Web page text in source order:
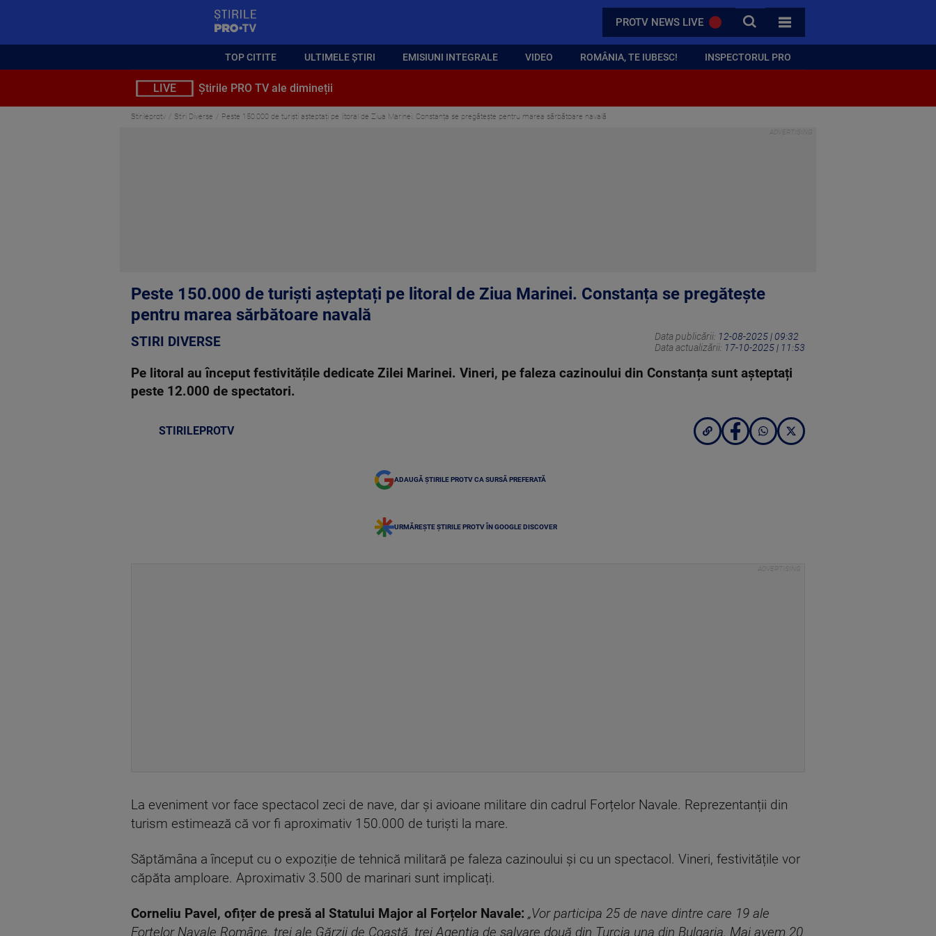
PROTV NEWS LIVE CAUTA
TOATE CATEGORIILE
TOP CITITE ULTIMELE ȘTIRI EMISIUNI INTEGRALE VIDEO ROMÂNIA, TE IUBESC! INSPECTORUL PRO
LIVE Știrile PRO TV ale dimineții
Stirileprotv Stiri Diverse Peste 150.000 de turiști așteptați pe litoral de Ziua Marinei. Constanța se pregătește pentru marea sărbătoare navală
Peste 150.000 de turiști așteptați pe litoral de Ziua Marinei. Constanța se pregătește
pentru marea sărbătoare navală
STIRI DIVERSE Data publicării: 12-08-2025 | 09:32
Data actualizării: 17-10-2025 | 11:53
Pe litoral au început festivitățile dedicate Zilei Marinei. Vineri, pe faleza cazinoului din Constanța sunt așteptați
peste 12.000 de spectatori.
STIRILEPROTV
ADAUGĂ ȘTIRILE PROTV CA SURSĂ PREFERATĂ
URMĂREȘTE ȘTIRILE PROTV ÎN GOOGLE DISCOVER
La eveniment vor face spectacol zeci de nave, dar și avioane militare din cadrul Forțelor Navale. Reprezentanții din
turism estimează că vor fi aproximativ 150.000 de turiști la mare.
Săptămâna a început cu o expoziție de tehnică militară pe faleza cazinoului și cu un spectacol. Vineri, festivitățile vor
căpăta amploare. Aproximativ 3.500 de marinari sunt implicați.
Corneliu Pavel, ofițer de presă al Statului Major al Forțelor Navale: „Vor participa 25 de nave dintre care 19 ale
Forțelor Navale Române, trei ale Gărzii de Coastă, trei Agenția de salvare două din Turcia una din Bulgaria. Mai avem 20